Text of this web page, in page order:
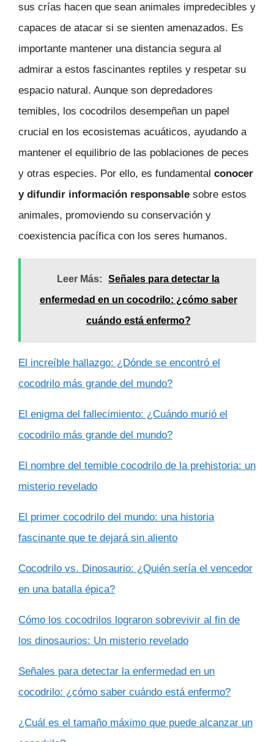
sus crías hacen que sean animales impredecibles y
capaces de atacar si se sienten amenazados. Es
importante mantener una distancia segura al
admirar a estos fascinantes reptiles y respetar su
espacio natural. Aunque son depredadores
temibles, los cocodrilos desempeñan un papel
crucial en los ecosistemas acuáticos, ayudando a
mantener el equilibrio de las poblaciones de peces
y otras especies. Por ello, es fundamental conocer
y difundir información responsable sobre estos
animales, promoviendo su conservación y
coexistencia pacífica con los seres humanos.
Leer Más:
Señales para detectar la
enfermedad en un cocodrilo: ¿cómo saber
cuándo está enfermo?
El increíble hallazgo: ¿Dónde se encontró el
cocodrilo más grande del mundo?
El enigma del fallecimiento: ¿Cuándo murió el
cocodrilo más grande del mundo?
El nombre del temible cocodrilo de la prehistoria: un
misterio revelado
El primer cocodrilo del mundo: una historia
fascinante que te dejará sin aliento
Cocodrilo vs. Dinosaurio: ¿Quién sería el vencedor
en una batalla épica?
Cómo los cocodrilos lograron sobrevivir al fin de
los dinosaurios: Un misterio revelado
Señales para detectar la enfermedad en un
cocodrilo: ¿cómo saber cuándo está enfermo?
¿Cuál es el tamaño máximo que puede alcanzar un